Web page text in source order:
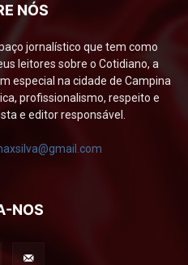
NÓS
jornalístico que tem como
leitores sobre o Cotidiano, a
especial na cidade de Campina
profissionalismo, respeito e
e editor responsável.
NOS